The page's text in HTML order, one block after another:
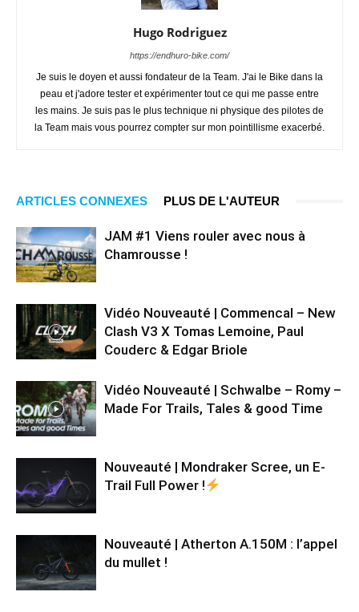
Hugo Rodriguez
https://endhuro-bike.com/
Je suis le doyen et aussi fondateur de la Team. J'ai le Bike dans la
peau et j'adore tester et expérimenter tout ce qui me passe entre
les mains. Je suis pas le plus technique ni physique des pilotes de
la Team mais vous pourrez compter sur mon pointillisme exacerbé.
ARTICLES CONNEXES PLUS DE L'AUTEUR
JAM #1 Viens rouler avec nous à
Chamrousse !
Vidéo Nouveauté | Commencal – New
Clash V3 X Tomas Lemoine, Paul
Couderc & Edgar Briole
Vidéo Nouveauté | Schwalbe – Romy –
Made For Trails, Tales & good Time
Nouveauté | Mondraker Scree, un E-
Trail Full Power !
Nouveauté | Atherton A.150M : l’appel
du mullet !